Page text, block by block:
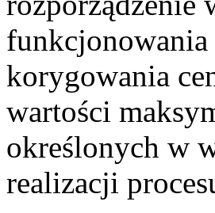
funkcjonowania
korygowania
wartości
określonych w
realizacji